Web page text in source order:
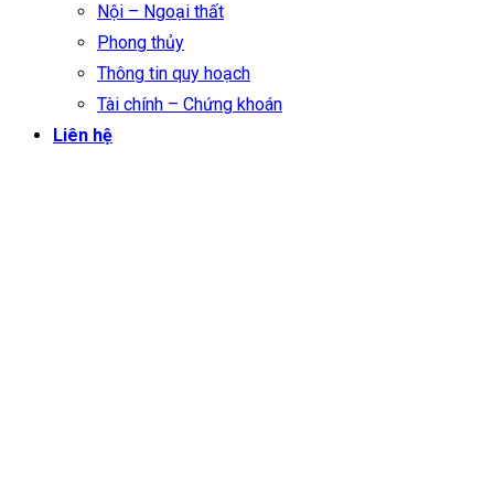
Nội – Ngoại thất
Phong thủy
Thông tin quy hoạch
Tài chính – Chứng khoán
Liên hệ